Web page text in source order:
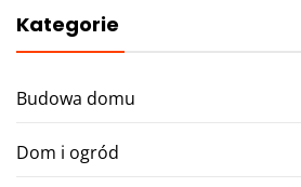
Kategorie
Budowa domu
Dom i ogród